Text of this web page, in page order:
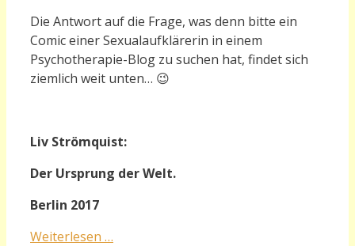
Die Antwort auf die Frage, was denn bitte ein
Comic einer Sexualaufklärerin in einem
Psychotherapie-Blog zu suchen hat, findet sich
ziemlich weit unten… 😉
Liv Strömquist:
Der Ursprung der Welt.
Berlin 2017
Weiterlesen …